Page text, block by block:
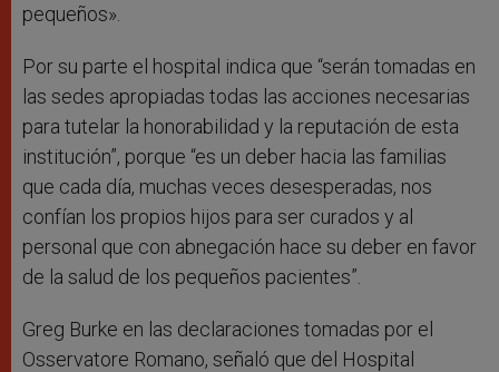
pequeños».
Por su parte el hospital indica que “serán tomadas en
las sedes apropiadas todas las acciones necesarias
para tutelar la honorabilidad y la reputación de esta
institución”, porque “es un deber hacia las familias
que cada día, muchas veces desesperadas, nos
confían los propios hijos para ser curados y al
personal que con abnegación hace su deber en favor
de la salud de los pequeños pacientes”.
Greg Burke en las declaraciones tomadas por el
Osservatore Romano, señaló que del Hospital